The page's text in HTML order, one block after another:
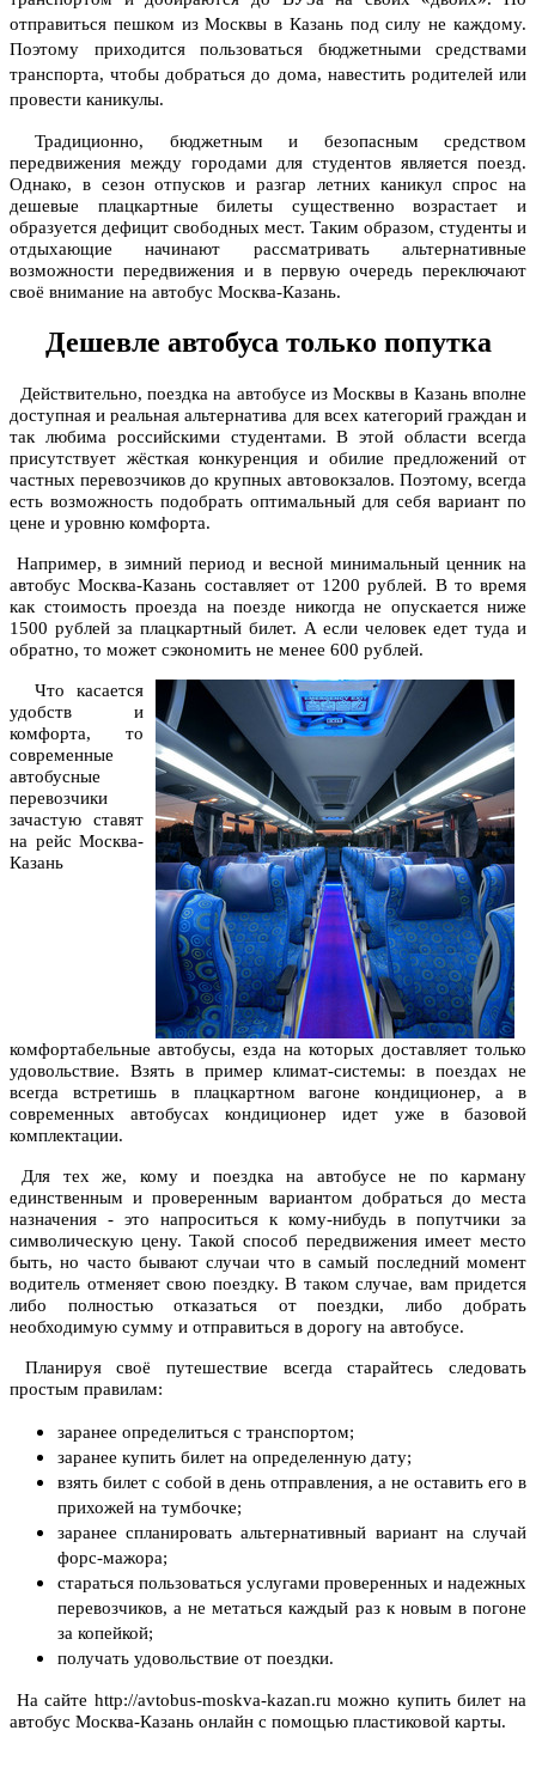
отправиться пешком из Москвы в Казань под силу не каждому.
Поэтому приходится пользоваться бюджетными средствами
транспорта, чтобы добраться до дома, навестить родителей или
провести каникулы.
Традиционно, бюджетным и безопасным средством
передвижения между городами для студентов является поезд.
Однако, в сезон отпусков и разгар летних каникул спрос на
дешевые плацкартные билеты существенно возрастает и
образуется дефицит свободных мест. Таким образом, студенты и
отдыхающие начинают рассматривать альтернативные
возможности передвижения и в первую очередь переключают
своё внимание на автобус Москва-Казань.
Дешевле автобуса только попутка
Действительно, поездка на автобусе из Москвы в Казань вполне
доступная и реальная альтернатива для всех категорий граждан и
так любима российскими студентами. В этой области всегда
присутствует жёсткая конкуренция и обилие предложений от
частных перевозчиков до крупных автовокзалов. Поэтому, всегда
есть возможность подобрать оптимальный для себя вариант по
цене и уровню комфорта.
Например, в зимний период и весной минимальный ценник на
автобус Москва-Казань составляет от 1200 рублей. В то время
как стоимость проезда на поезде никогда не опускается ниже
1500 рублей за плацкартный билет. А если человек едет туда и
обратно, то может сэкономить не менее 600 рублей.
Что касается
удобств и
комфорта, то
современные
автобусные
перевозчики
зачастую ставят
на рейс Москва-
Казань
комфортабельные автобусы, езда на которых доставляет только
удовольствие. Взять в пример климат-системы: в поездах не
всегда встретишь в плацкартном вагоне кондиционер, а в
современных автобусах кондиционер идет уже в базовой
комплектации.
Для тех же, кому и поездка на автобусе не по карману
единственным и проверенным вариантом добраться до места
назначения - это напроситься к кому-нибудь в попутчики за
символическую цену. Такой способ передвижения имеет место
быть, но часто бывают случаи что в самый последний момент
водитель отменяет свою поездку. В таком случае, вам придется
либо полностью отказаться от поездки, либо добрать
необходимую сумму и отправиться в дорогу на автобусе.
Планируя своё путешествие всегда старайтесь следовать
простым правилам:
заранее определиться с транспортом;
заранее купить билет на определенную дату;
взять билет с собой в день отправления, а не оставить его в
прихожей на тумбочке;
заранее спланировать альтернативный вариант на случай
форс-мажора;
стараться пользоваться услугами проверенных и надежных
перевозчиков, а не метаться каждый раз к новым в погоне
за копейкой;
получать удовольствие от поездки.
На сайте http://avtobus-moskva-kazan.ru можно купить билет на
автобус Москва-Казань онлайн с помощью пластиковой карты.